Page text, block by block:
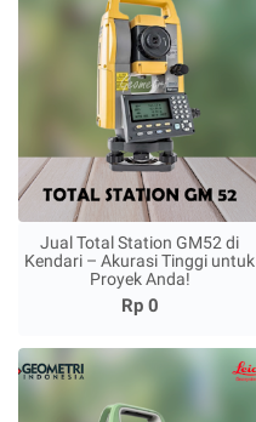
Jual Total Station GM52 di
Kendari – Akurasi Tinggi untuk
Proyek Anda!
Rp 0